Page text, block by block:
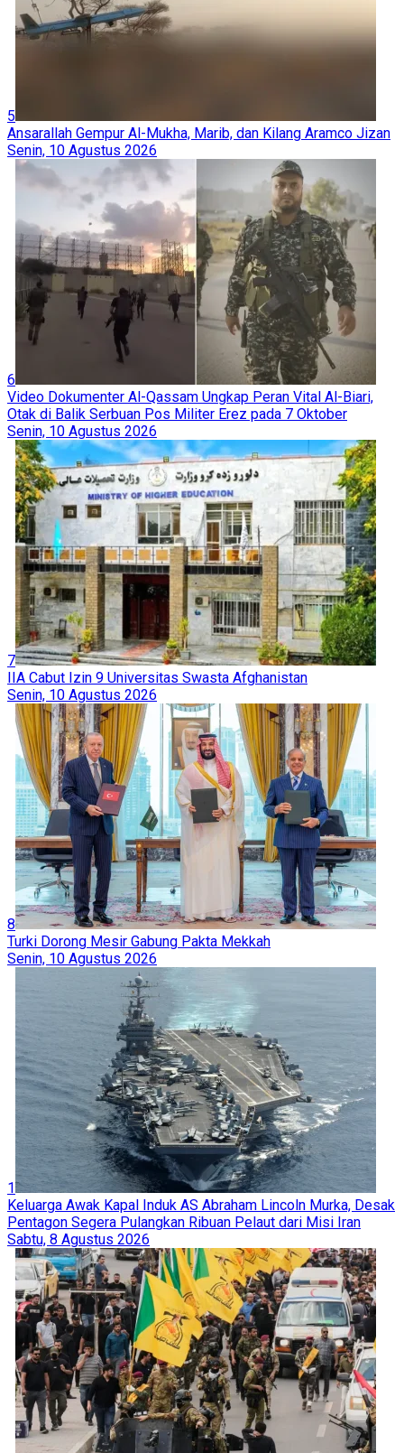
5
Ansarallah Gempur Al-Mukha, Marib, dan Kilang Aramco Jizan
Senin, 10 Agustus 2026
6
Video Dokumenter Al-Qassam Ungkap Peran Vital Al-Biari,
Otak di Balik Serbuan Pos Militer Erez pada 7 Oktober
Senin, 10 Agustus 2026
7
IIA Cabut Izin 9 Universitas Swasta Afghanistan
Senin, 10 Agustus 2026
8
Turki Dorong Mesir Gabung Pakta Mekkah
Senin, 10 Agustus 2026
1
Keluarga Awak Kapal Induk AS Abraham Lincoln Murka, Desak
Pentagon Segera Pulangkan Ribuan Pelaut dari Misi Iran
Sabtu, 8 Agustus 2026